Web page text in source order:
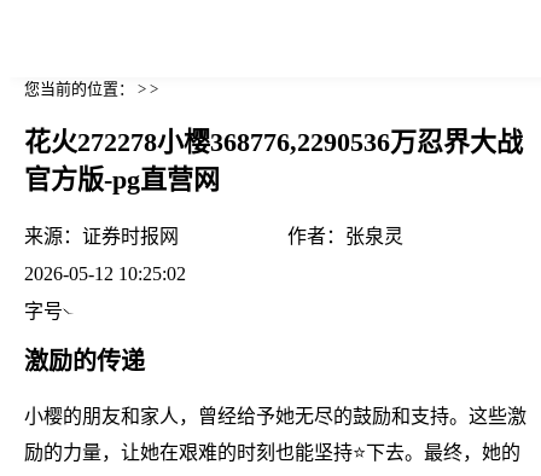
您当前的位置： > >
花火272278小樱368776,2290536万忍界大战
官方版-pg直营网
来源： 证券时报网 作者： 张泉灵
2026-05-12 10:25:02
字号
激励的传递
小樱的朋友和家人，曾经给予她无尽的鼓励和支持。这些激
励的力量，让她在艰难的时刻也能坚持⭐下去。最终，她的